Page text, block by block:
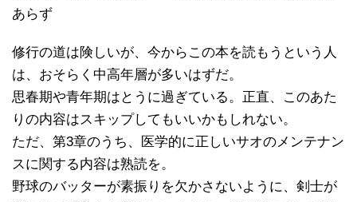
あらず
修行の道は険しいが、今からこの本を読もうという人
は、おそらく中高年層が多いはずだ。
思春期や青年期はとうに過ぎている。正直、このあた
りの内容はスキップしてもいいかもしれない。
ただ、第3章のうち、医学的に正しいサオのメンテナン
スに関する内容は熟読を。
野球のバッターが素振りを欠かさないように、剣士が